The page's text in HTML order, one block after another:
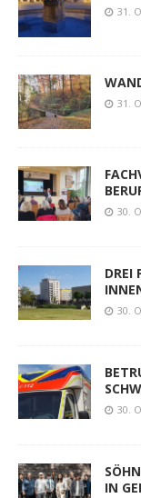
31.
31.
30.
DREI
30.
30.
IN